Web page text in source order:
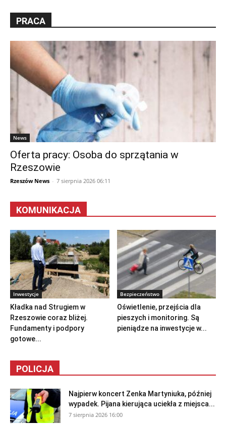
PRACA
News
Oferta pracy: Osoba do sprzątania w
Rzeszowie
Rzeszów News - 7 sierpnia 2026 06:11
KOMUNIKACJA
Inwestycje
Kładka nad Strugiem w
Rzeszowie coraz bliżej.
Fundamenty i podpory
gotowe...
Bezpieczeństwo
Oświetlenie, przejścia dla
pieszych i monitoring. Są
pieniądze na inwestycje w...
POLICJA
Najpierw koncert Zenka Martyniuka, później
wypadek. Pijana kierująca uciekła z miejsca...
7 sierpnia 2026 16:00